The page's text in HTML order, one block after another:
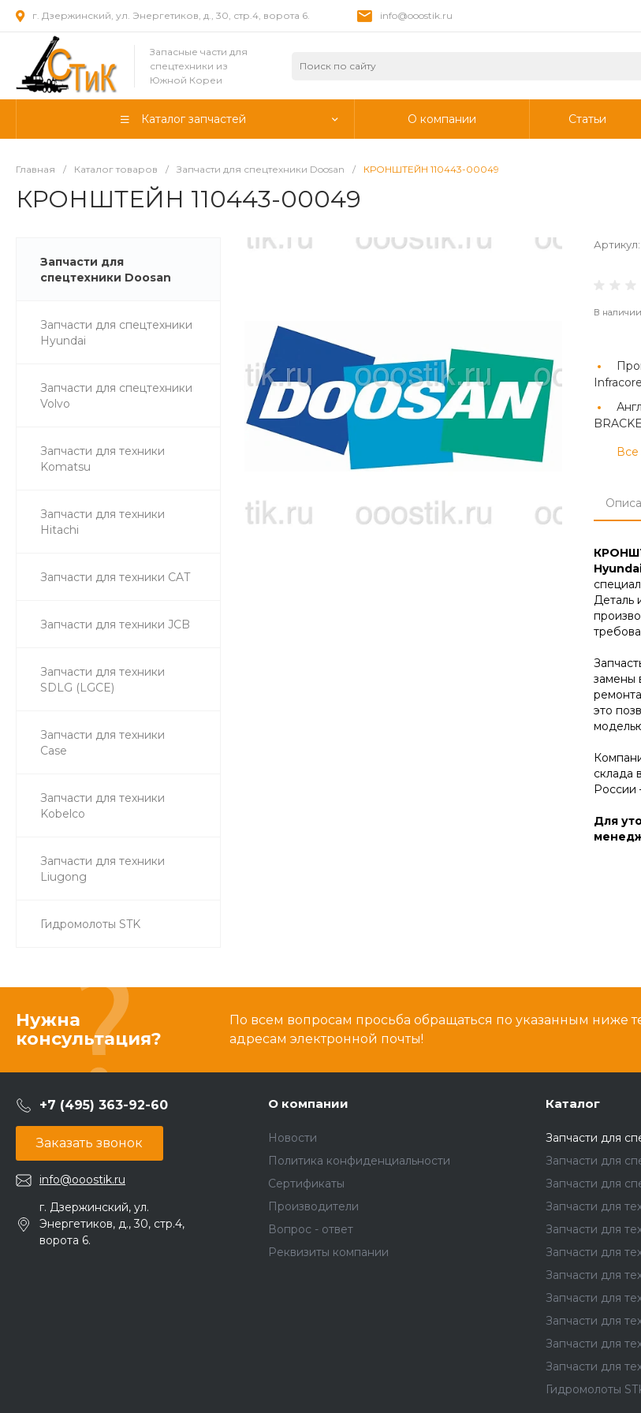
г. Дзержинский, ул. Энергетиков, д., 30, стр.4, ворота 6. info@ooostik.ru
Запасные части для
спецтехники из
Южной Кореи
Каталог запчастей О компании Статьи
Главная / Каталог товаров / Запчасти для спецтехники Doosan / КРОНШТЕЙН 110443-00049
КРОНШТЕЙН 110443-00049
Запчасти для
спецтехники Doosan
Запчасти для спецтехники
Hyundai
Запчасти для спецтехники
Volvo
Запчасти для техники
Komatsu
Запчасти для техники
Hitachi
Запчасти для техники CAT
Запчасти для техники JCB
Запчасти для техники
SDLG (LGCE)
Запчасти для техники
Case
Запчасти для техники
Kobelco
Запчасти для техники
Liugong
Гидромолоты STK
Артикул:
В наличии
Все
Деталь
замены
это
склада
России
Для
Нужна
консультация?
По всем вопросам просьба обращаться по указанным
адресам электронной почты!
+7 (495) 363-92-60
Заказать звонок
info@ooostik.ru
г. Дзержинский, ул.
Энергетиков, д., 30, стр.4,
ворота 6.
О компании
Новости
Политика конфиденциальности
Сертификаты
Производители
Вопрос - ответ
Реквизиты компании
Каталог
Запчасти для
Запчасти для
Запчасти для
Запчасти для
Запчасти для
Запчасти для
Запчасти для
Запчасти для
Запчасти для
Запчасти для
Запчасти для
Гидромолоты